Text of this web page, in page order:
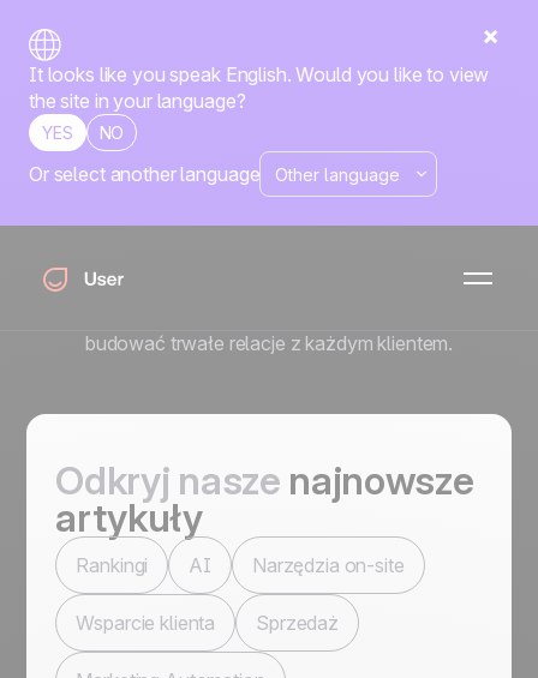
It looks like you speak English. Would you like to view
the site in your language?
YES NO
Or select another language
Blog Positive User
pozostaje ludzka. Na blogu Positive User upraszczamy
technologię, abyś mógł skupić się na ludziach. Korzystaj
budować trwałe relacje z każdym klientem.
Odkryj nasze najnowsze
artykuły
Rankingi AI Narzędzia on-site
Wsparcie klienta Sprzedaż